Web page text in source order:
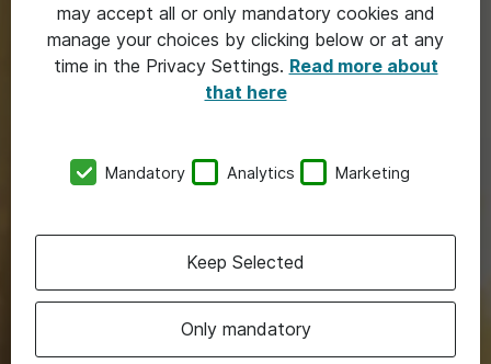
may accept all or only mandatory cookies and
manage your choices by clicking below or at any
time in the Privacy Settings. Read more about
that here
Mandatory Analytics Marketing
Only mandatory
Keep Selected